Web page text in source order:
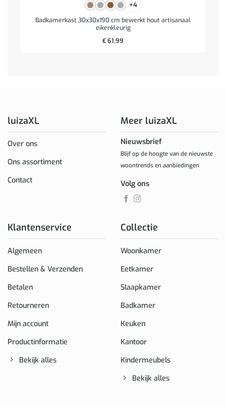
+4
Badkamerkast 30x30x190 cm bewerkt hout artisanaal
eikenkleurig
€61,99
luizaXL
Over ons
Ons assortiment
Contact
Klantenservice
Algemeen
Bestellen & Verzenden
Betalen
Retourneren
Mijn account
Productinformatie
Bekijk alles
Collectie
Woonkamer
Eetkamer
Slaapkamer
Badkamer
Keuken
Kantoor
Kindermeubels
Bekijk alles
Meer luizaXL
Nieuwsbrief
Blijf op de hoogte van de nieuwste
woontrends en aanbiedingen
Volg ons